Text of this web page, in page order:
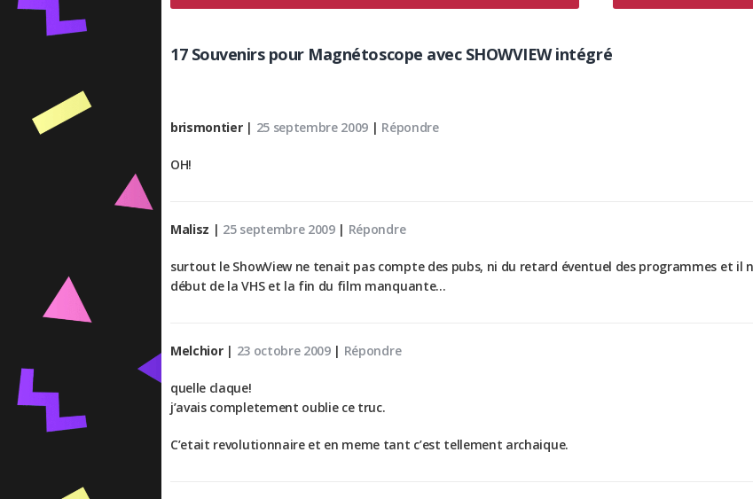
17 Souvenirs pour Magnétoscope avec SHOWVIEW intégré
brismontier | 25 septembre 2009 | Répondre
OH!
Malisz | 25 septembre 2009| Répondre
surtout le ShowView ne tenait pas compte des pubs, ni du retard éventuel des programmes et il
début de la VHS et la fin du film manquante…
Melchior | 23 octobre 2009| Répondre
quelle claque!
j’avais completement oublie ce truc.
C’etait revolutionnaire et en meme tant c’est tellement archaique.